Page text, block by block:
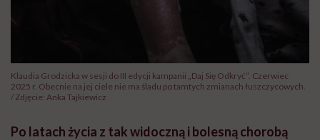
Klaudia Grodzicka w sesji do III edycji kampanii „Daj Się Odkryć”. Czerwiec
2025 r. Obecnie na jej ciele nie ma śladu po tamtych zmianach łuszczycowych.
/ Zdjęcie: Anka Tajkiewicz
Po latach życia z tak widoczną i bolesną chorobą